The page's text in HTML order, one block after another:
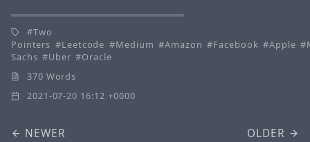
Two
Pointers
Leetcode Medium Amazon Facebook Apple
Sachs
Uber
Oracle
370 Words
2021-07-20 16:12 +0000
NEWER OLDER